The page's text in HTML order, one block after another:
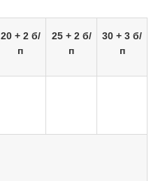
20 + 2 б/
п
25 + 2 б/
п
30 + 3 б/
п